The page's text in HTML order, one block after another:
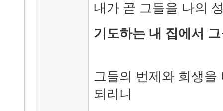
내가 곧 그들을 나의
기도하는 내 집에서
그들의 번제와 희생을
되리니